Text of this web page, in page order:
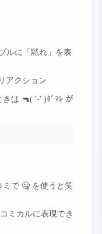
ルに「黙れ」を表
アクション
は 🔫( '-' )ﾀﾞﾏﾚ が
ミで 🤐 を使うと笑
ミカルに表現でき